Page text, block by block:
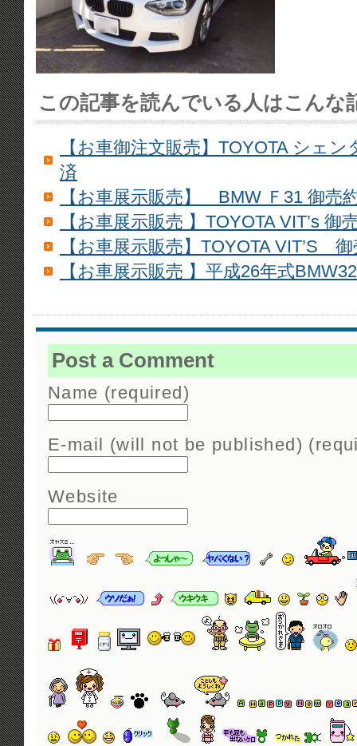
この記事を読んでいる人はこんな
【お車御注文販売】TOYOTA シェ
済
【お車展示販売】 BMW Ｆ31 御売
【お車展示販売 】TOYOTA VIT’s 御
【お車展示販売】TOYOTA VIT’S
【お車展示販売 】平成26年式
Post a Comment
Name (required)
E-mail (will not be published)
Website